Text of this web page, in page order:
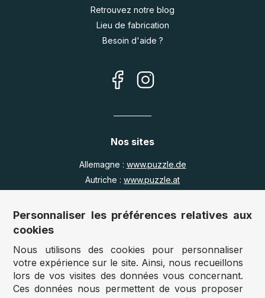
Retrouvez notre blog
Lieu de fabrication
Besoin d'aide ?
Nos sites
Allemagne : www.puzzle.de
Autriche : www.puzzle.at
Royaume Uni :
www.jigsawpuzzle.co.uk
Accès revendeurs / détaillants
Vous avez un magasin ?
Vous souhaitez accéder à nos prix revendeurs ?
Personnaliser les préférences relatives aux
cookies
Nous utilisons des cookies pour personnaliser
votre expérience sur le site. Ainsi, nous recueillons
lors de vos visites des données vous concernant.
Ces données nous permettent de vous proposer